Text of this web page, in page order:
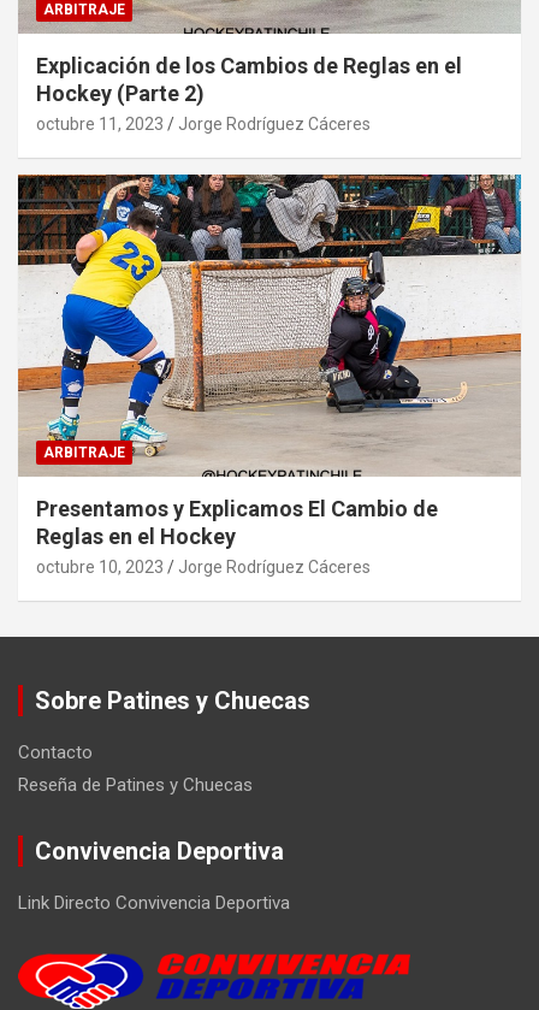
ARBITRAJE
Explicación de los Cambios de Reglas en el
Hockey (Parte 2)
octubre 11, 2023 Jorge Rodríguez Cáceres
ARBITRAJE
Presentamos y Explicamos El Cambio de
Reglas en el Hockey
octubre 10, 2023 Jorge Rodríguez Cáceres
Sobre Patines y Chuecas
Contacto
Reseña de Patines y Chuecas
Convivencia Deportiva
Link Directo Convivencia Deportiva